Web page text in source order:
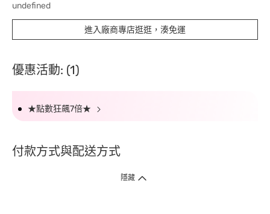
undefined
進入廠商專店逛逛，湊免運
優惠活動: (1)
★點數狂飆7倍★
付款方式與配送方式
隱藏